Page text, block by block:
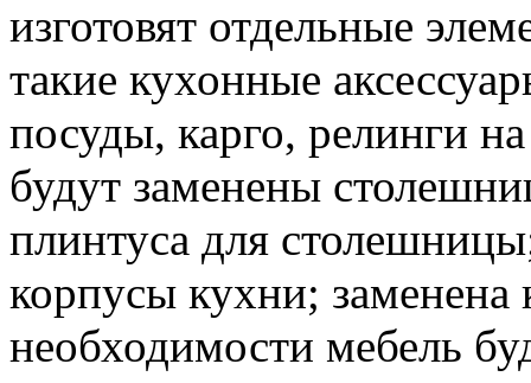
изготовят отдельные
такие кухонные
посуды, карго, релинги
будут заменены
плинтуса для
корпусы кухни;
необходимости мебель